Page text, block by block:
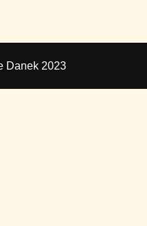
Danek 2023